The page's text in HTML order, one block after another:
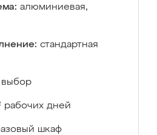
алюминиевая,
стандартная
выбор
рабочих дней
шкаф